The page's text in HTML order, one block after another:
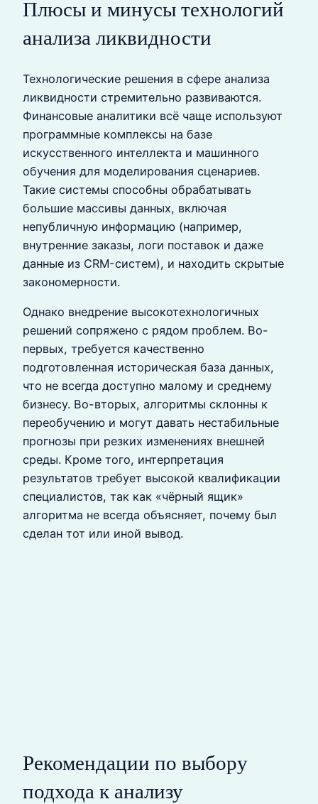
Плюсы и минусы технологий
анализа ликвидности
Технологические решения в сфере анализа
ликвидности стремительно развиваются.
Финансовые аналитики всё чаще используют
программные комплексы на базе
искусственного интеллекта и машинного
обучения для моделирования сценариев.
Такие системы способны обрабатывать
большие массивы данных, включая
непубличную информацию (например,
внутренние заказы, логи поставок и даже
данные из CRM-систем), и находить скрытые
закономерности.
Однако внедрение высокотехнологичных
решений сопряжено с рядом проблем. Во-
первых, требуется качественно
подготовленная историческая база данных,
что не всегда доступно малому и среднему
бизнесу. Во-вторых, алгоритмы склонны к
переобучению и могут давать нестабильные
прогнозы при резких изменениях внешней
среды. Кроме того, интерпретация
результатов требует высокой квалификации
специалистов, так как «чёрный ящик»
алгоритма не всегда объясняет, почему был
сделан тот или иной вывод.
Рекомендации по выбору
подхода к анализу